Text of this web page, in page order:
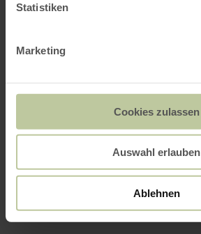
Statistiken
Marketing
Cookies zulassen
Auswahl erlauben
Ablehnen